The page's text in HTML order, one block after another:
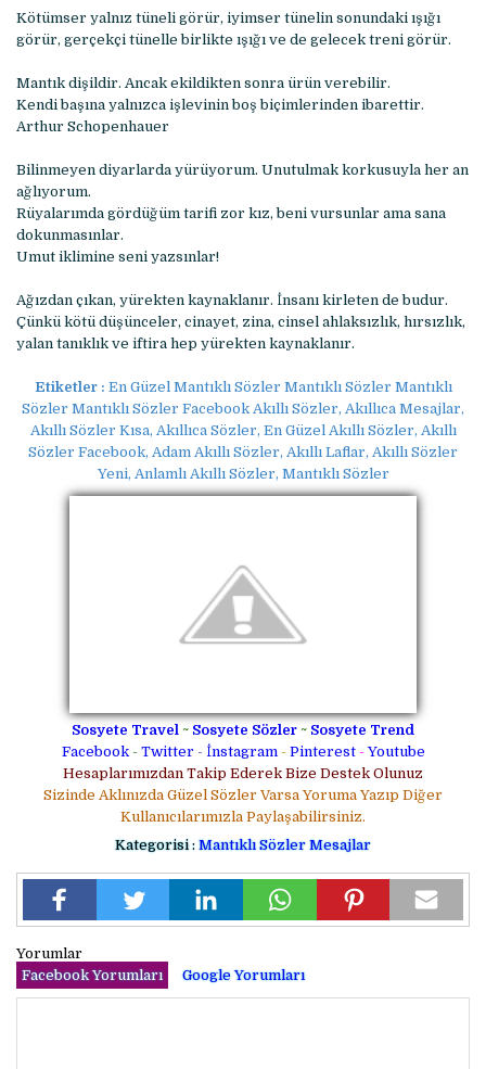
Kötümser yalnız tüneli görür, iyimser tünelin sonundaki ışığı
görür, gerçekçi tünelle birlikte ışığı ve de gelecek treni görür.
Mantık dişildir. Ancak ekildikten sonra ürün verebilir.
Kendi başına yalnızca işlevinin boş biçimlerinden ibarettir.
Arthur Schopenhauer
Bilinmeyen diyarlarda yürüyorum. Unutulmak korkusuyla her an
ağlıyorum.
Rüyalarımda gördüğüm tarifi zor kız, beni vursunlar ama sana
dokunmasınlar.
Umut iklimine seni yazsınlar!
Ağızdan çıkan, yürekten kaynaklanır. İnsanı kirleten de budur.
Çünkü kötü düşünceler, cinayet, zina, cinsel ahlaksızlık, hırsızlık,
yalan tanıklık ve iftira hep yürekten kaynaklanır.
Etiketler : En Güzel Mantıklı Sözler Mantıklı Sözler Mantıklı
Sözler Mantıklı Sözler Facebook Akıllı Sözler, Akıllıca Mesajlar,
Akıllı Sözler Kısa, Akıllıca Sözler, En Güzel Akıllı Sözler, Akıllı
Sözler Facebook, Adam Akıllı Sözler, Akıllı Laflar, Akıllı Sözler
Yeni, Anlamlı Akıllı Sözler, Mantıklı Sözler
Sosyete Travel ~ Sosyete Sözler ~ Sosyete Trend
Facebook- Twitter - İnstagram- Pinterest- Youtube
Hesaplarımızdan Takip Ederek Bize Destek Olunuz
Sizinde Aklınızda Güzel Sözler Varsa Yoruma Yazıp Diğer
Kullanıcılarımızla Paylaşabilirsiniz.
Kategorisi : Mantıklı Sözler Mesajlar
Yorumlar
Facebook Yorumları
Google Yorumları